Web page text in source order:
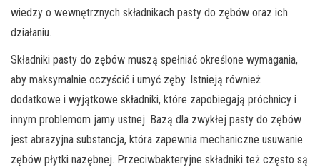
wiedzy o wewnętrznych składnikach pasty do zębów oraz ich
działaniu.
Składniki pasty do zębów muszą spełniać określone wymagania,
aby maksymalnie oczyścić i umyć zęby. Istnieją również
dodatkowe i wyjątkowe składniki, które zapobiegają próchnicy i
innym problemom jamy ustnej. Bazą dla zwykłej pasty do zębów
jest abrazyjna substancja, która zapewnia mechaniczne usuwanie
zębów płytki nazębnej. Przeciwbakteryjne składniki też często są